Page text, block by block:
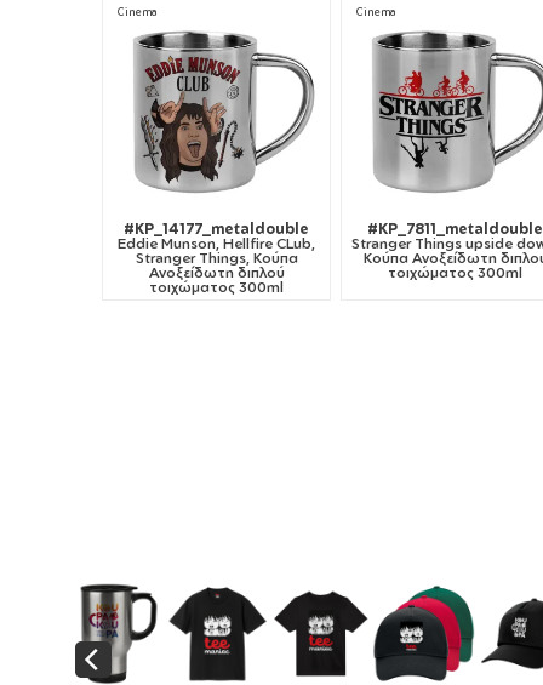
Cinema
#KP_14177_metaldouble
Eddie Munson, Hellfire CLub,
Stranger Things, Κούπα
Ανοξείδωτη διπλού
τοιχώματος 300ml
Cinema
#KP_7811_metaldouble
Stranger Things upside
Κούπα Ανοξείδωτη
τοιχώματος 300ml